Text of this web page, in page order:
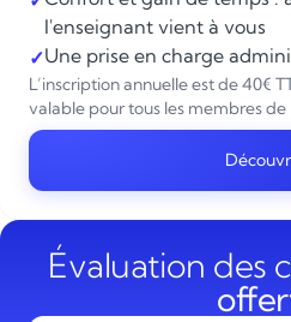
l'enseignant vient à vous
✓Une prise en charge
L’inscription annuelle est de 40€
valable pour tous les membres de
Évaluation des